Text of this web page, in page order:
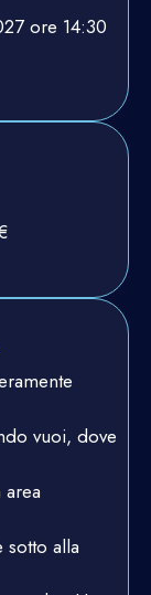
ore 14:30
vuoi, dove
sotto alla